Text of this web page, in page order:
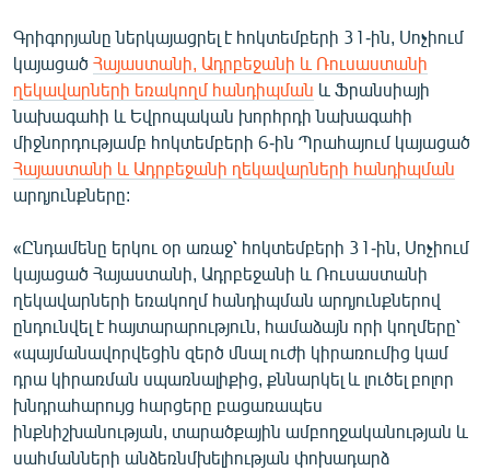
Գրիգորյանը ներկայացրել է հոկտեմբերի 31-ին, Սոչիում
կայացած Հայաստանի, Ադրբեջանի և Ռուսաստանի
ղեկավարների եռակողմ հանդիպման և Ֆրանսիայի
նախագահի և Եվրոպական խորհրդի նախագահի
միջնորդությամբ հոկտեմբերի 6-ին Պրահայում կայացած
Հայաստանի և Ադրբեջանի ղեկավարների հանդիպման
արդյունքները:
«Ընդամենը երկու օր առաջ՝ հոկտեմբերի 31-ին, Սոչիում
կայացած Հայաստանի, Ադրբեջանի և Ռուսաստանի
ղեկավարների եռակողմ հանդիպման արդյունքներով
ընդունվել է հայտարարություն, համաձայն որի կողմերը՝
«պայմանավորվեցին զերծ մնալ ուժի կիրառումից կամ
դրա կիրառման սպառնալիքից, քննարկել և լուծել բոլոր
խնդրահարույց հարցերը բացառապես
ինքնիշխանության, տարածքային ամբողջականության և
սահմանների անձեռնմխելիության փոխադարձ